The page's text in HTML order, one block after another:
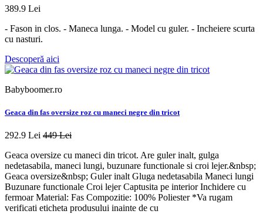
389.9 Lei
- Fason in clos. - Maneca lunga. - Model cu guler. - Incheiere scurta
cu nasturi.
Descoperă aici
Babyboomer.ro
Geaca din fas oversize roz cu maneci negre din tricot
292.9 Lei 449 Lei
Geaca oversize cu maneci din tricot. Are guler inalt, gulga
nedetasabila, maneci lungi, buzunare functionale si croi lejer.&nbsp;
Geaca oversize&nbsp; Guler inalt Gluga nedetasabila Maneci lungi
Buzunare functionale Croi lejer Captusita pe interior Inchidere cu
fermoar Material: Fas Compozitie: 100% Poliester *Va rugam
verificati eticheta produsului inainte de cu